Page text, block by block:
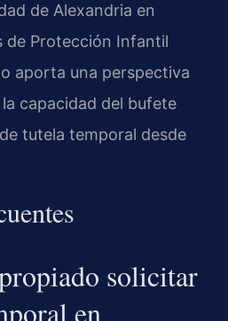
de Alexandria en
de Protección Infantil
aporta una perspectiva
capacidad del bufete
tutela temporal desde
solicitar
en